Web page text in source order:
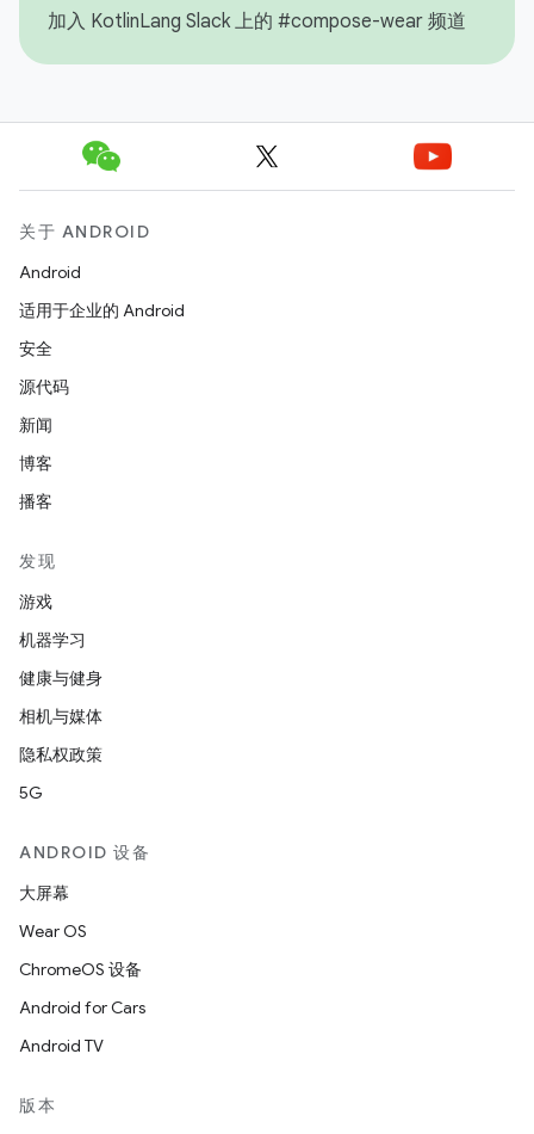
加入 KotlinLang Slack 上的 #compose-wear 频道
关于 ANDROID
Android
适用于企业的 Android
安全
源代码
新闻
博客
播客
发现
游戏
机器学习
健康与健身
相机与媒体
隐私权政策
5G
ANDROID 设备
大屏幕
Wear OS
ChromeOS 设备
Android for Cars
Android TV
版本